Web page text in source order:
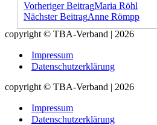
Vorheriger BeitragMaria Röhl
Nächster BeitragAnne Römpp
copyright © TBA-Verband | 2026
Impressum
Datenschutzerklärung
copyright © TBA-Verband | 2026
Impressum
Datenschutzerklärung